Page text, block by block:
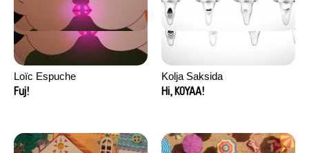
Loïc Espuche
Fuj!
Kolja Saksida
Hi, KOYAA!